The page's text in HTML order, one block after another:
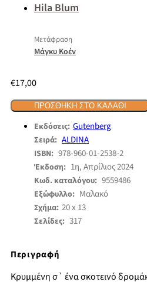
Hila Blum
Μετάφραση
Μάγκυ Κοέν
€17,00
ΠΡΟΣΘΉΚΗ ΣΤΟ ΚΑΛΆΘΙ
Εκδόσεις: Gutenberg
Σειρά: ALDINA
ISBN: 978-960-01-2538-2
Έκδοση: 1η, Απρίλιος 2024
Κωδ. καταλόγου: 9559486
Εξώφυλλο: Μαλακό
Σχήμα: 20 x 13
Σελίδες: 317
Περιγραφή
Κρυμμένη σ᾽ ένα σκοτεινό